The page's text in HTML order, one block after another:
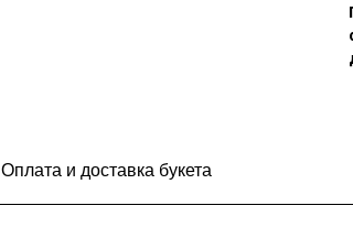
Оплата и доставка букета